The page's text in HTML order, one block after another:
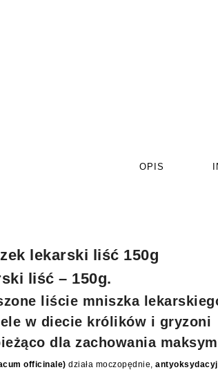
OPIS
lekarski liść 150g
liść – 150g.
liście mniszka
w diecie królików i gryzoni
dla zachowania
officinale) działa moczopędnie,